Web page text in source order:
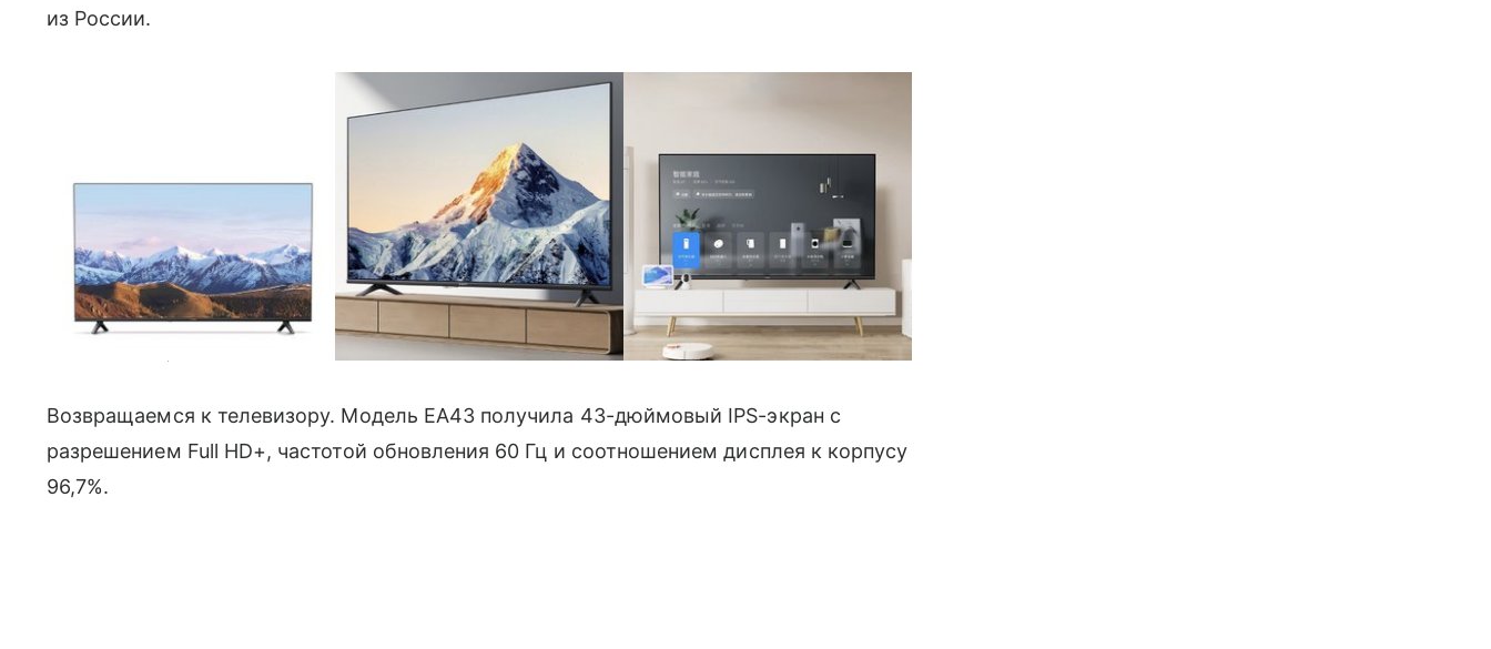
из России.
Возвращаемся к телевизору. Модель EA43 получила 43-дюймовый IPS-экран с
разрешением Full HD+, частотой обновления 60 Гц и соотношением дисплея к корпусу
96,7%.